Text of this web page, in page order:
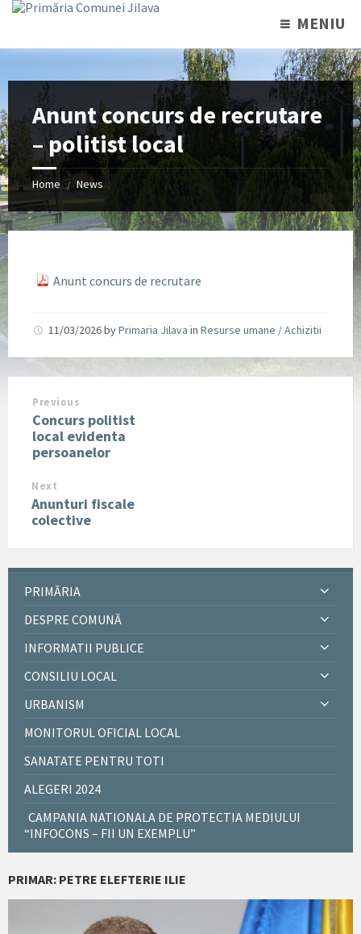
MENIU
Anunt concurs de recrutare
– politist local
Home / News
Anunt concurs de recrutare
11/03/2026byPrimaria Jilava in Resurse umane / Achizitii
Previous
Concurs politist
local evidenta
persoanelor
Next
Anunturi fiscale
colective
PRIMĂRIA
DESPRE COMUNĂ
INFORMATII PUBLICE
CONSILIU LOCAL
URBANISM
MONITORUL OFICIAL LOCAL
SANATATE PENTRU TOTI
ALEGERI 2024
CAMPANIA NATIONALA DE PROTECTIA MEDIULUI
“INFOCONS – FII UN EXEMPLU”
PRIMAR: PETRE ELEFTERIE ILIE